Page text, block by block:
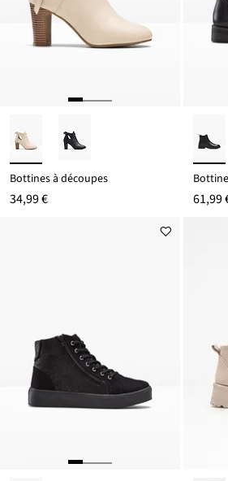
Bottines à découpes
34,99 € 61,99